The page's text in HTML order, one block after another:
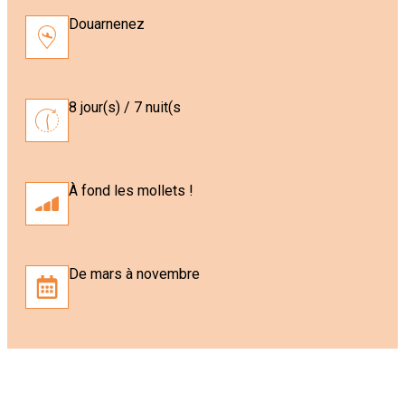
Douarnenez
8 jour(s) / 7 nuit(s
À fond les mollets !
De mars à novembre